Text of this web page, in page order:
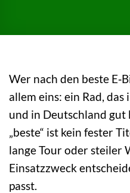
Wer nach den beste
allem eins: ein Rad,
und in Deutschland
„beste“ ist kein fester
lange Tour oder steiler
Einsatzzweck
passt.